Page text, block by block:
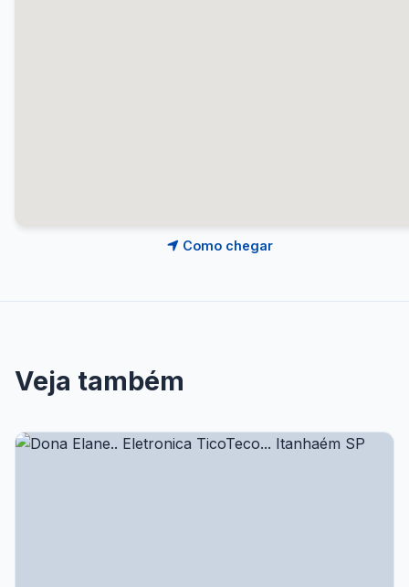
Como chegar
Veja também